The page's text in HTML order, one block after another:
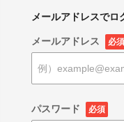
メールアドレスでロ
メールアドレス 必須
パスワード 必須